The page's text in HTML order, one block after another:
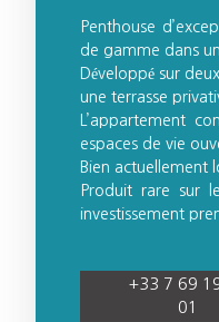
Penthouse
de gamme dans
Développé sur
une terrasse
L’appartement
espaces de vie
Bien actuellement
Produit rare sur
investissement
+33 7 69
01